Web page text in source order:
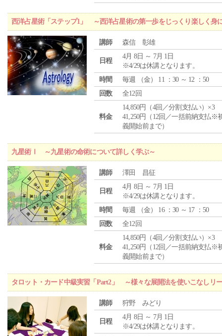
西洋占星術「ステップ1」 ～西洋占星術の第一歩をじっくり楽しく身
講師 森信 彰雄
日程
4月 8日 ～ 7月 1日
※4/29は休講となります。
時間
毎週 （金） 11 ：30 ～ 12 ：50
回数
全12回
料金
14,850円（4回／分割支払い）×3
41,250円（12回／一括前納支払※
義開始前まで）
九星術Ⅰ ～九星術の命術について詳しく学ぶ～
講師 澤田 昌征
日程
4月 8日 ～ 7月 1日
※4/29は休講となります。
時間
毎週 （金） 16 ：30 ～ 17 ：50
回数
全12回
料金
14,850円（4回／分割支払い）×3
41,250円（12回／一括前納支払※
義開始前まで）
タロット・カード中級実習「Part2」 ～様々な展開法を使いこなしリ
講師 狩野 みどり
日程
4月 8日 ～ 7月 1日
※4/29は休講となります。